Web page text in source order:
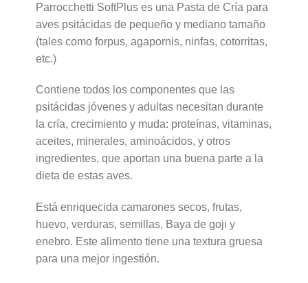
Parrocchetti SoftPlus es una Pasta de Cría para
aves psitácidas de pequeño y mediano tamaño
(tales como forpus, agapornis, ninfas, cotorritas,
etc.)
Contiene todos los componentes que las
psitácidas jóvenes y adultas necesitan durante
la cría, crecimiento y muda: proteínas, vitaminas,
aceites, minerales, aminoácidos, y otros
ingredientes, que aportan una buena parte a la
dieta de estas aves.
Está enriquecida camarones secos, frutas,
huevo, verduras, semillas, Baya de goji y
enebro. Este alimento tiene una textura gruesa
para una mejor ingestión.